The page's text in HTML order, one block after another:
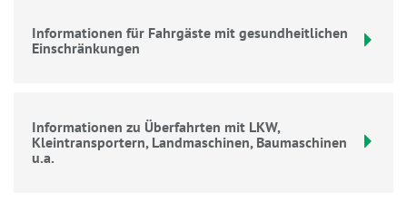
Informationen für Fahrgäste mit gesundheitlichen
Einschränkungen
Informationen zu Überfahrten mit LKW,
Kleintransportern, Landmaschinen, Baumaschinen
u.a.